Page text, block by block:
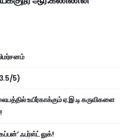
5)
உயிர்காக்கும் ஏ.இ.டி கருவிகளை
ஃபர்ஸ்ட் லுக்!